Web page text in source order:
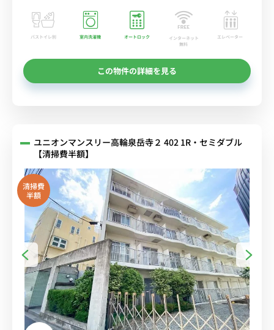
バストイレ別 室内洗濯機 オートロック
インターネット
無料
エレベーター
この物件の詳細を見る
ユニオンマンスリー高輪泉岳寺２ 402 1R・セミダブル
【清掃費半額】
清掃費
半額